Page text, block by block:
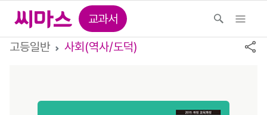
교과서
고등일반
사회(역사/도덕)